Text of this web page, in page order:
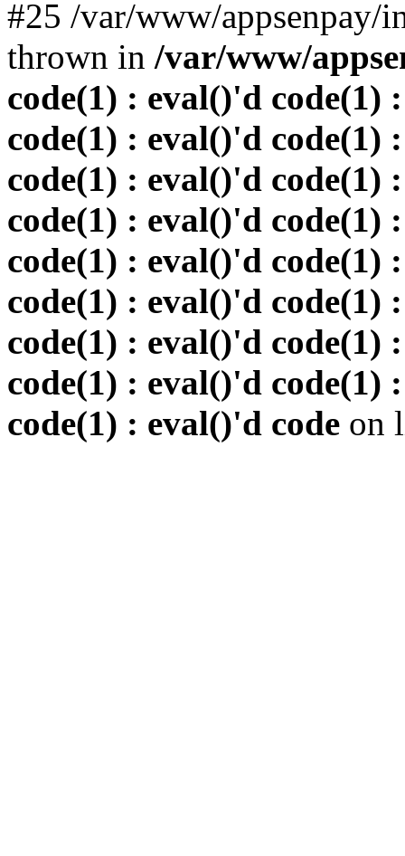
#25 /var/www/
thrown in /var/www/
code(1) : eval()'d code(1)
code(1) : eval()'d code(1)
code(1) : eval()'d code(1)
code(1) : eval()'d code(1)
code(1) : eval()'d code(1)
code(1) : eval()'d code(1)
code(1) : eval()'d code(1)
code(1) : eval()'d code(1)
code(1) : eval()'d code on